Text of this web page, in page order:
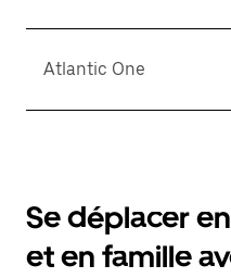
Atlantic One
Se déplacer
et en famille